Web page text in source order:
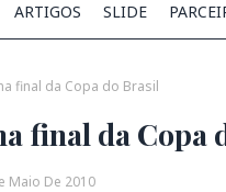
ARTIGOS SLIDE
final da Copa do Brasil
final da Copa
Maio De 2010